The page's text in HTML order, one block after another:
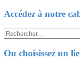
Accédez à notre
Search
for:
Ou choisissez un